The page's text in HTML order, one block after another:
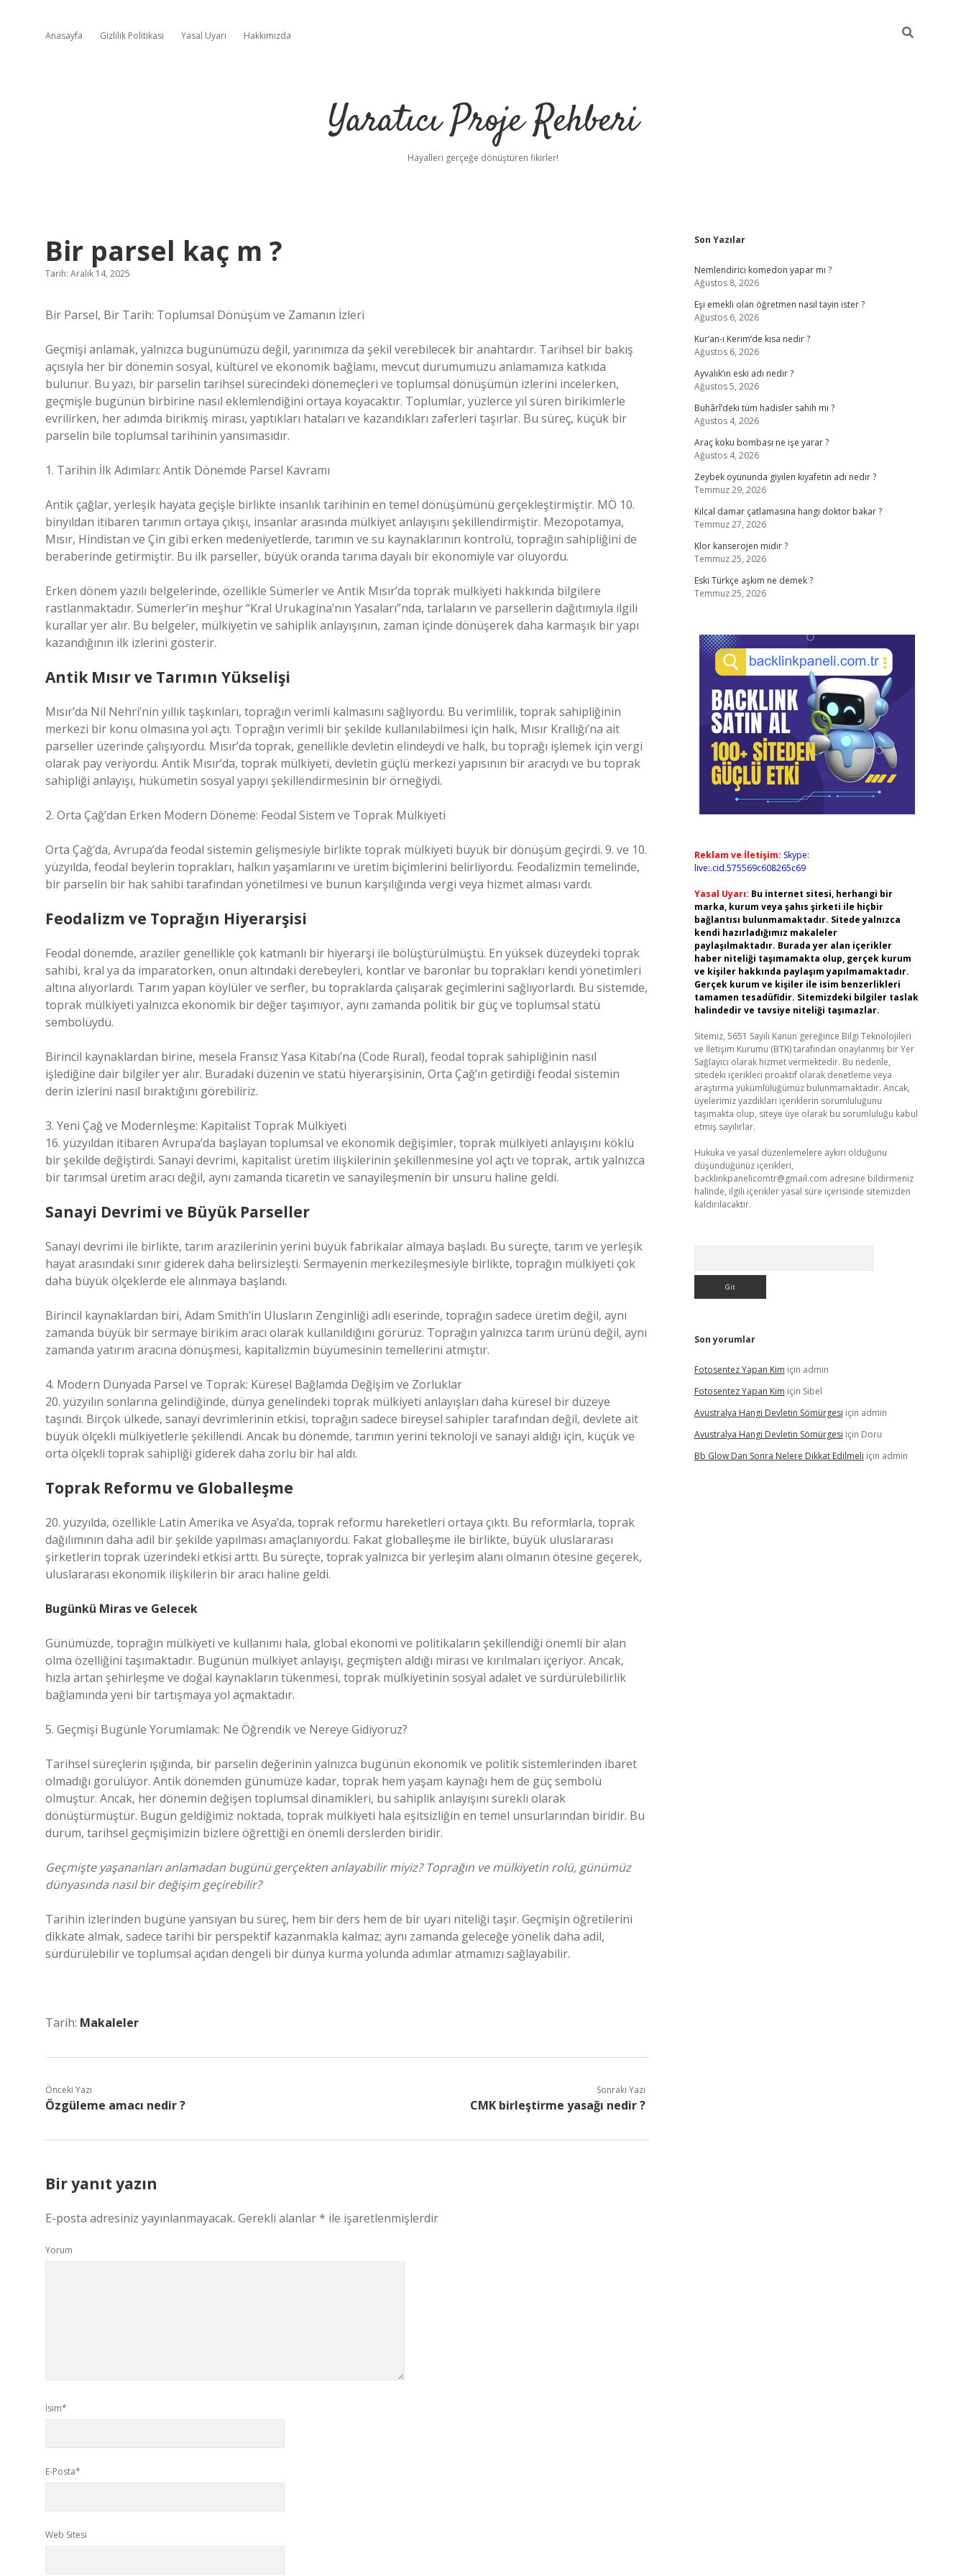
Anasayfa Gizlilik Politikası Yasal Uyarı Hakkımızda
Yaratıcı Proje Rehberi
Hayalleri gerçeğe dönüştüren fikirler!
Bir parsel kaç m ?
Tarih: Aralık 14, 2025
Bir Parsel, Bir Tarih: Toplumsal Dönüşüm ve Zamanın İzleri
Geçmişi anlamak, yalnızca bugünümüzü değil, yarınımıza da şekil verebilecek bir anahtardır. Tarihsel bir bakış
açısıyla her bir dönemin sosyal, kültürel ve ekonomik bağlamı, mevcut durumumuzu anlamamıza katkıda
bulunur. Bu yazı, bir parselin tarihsel sürecindeki dönemeçleri ve toplumsal dönüşümün izlerini incelerken,
geçmişle bugünün birbirine nasıl eklemlendiğini ortaya koyacaktır. Toplumlar, yüzlerce yıl süren birikimlerle
evrilirken, her adımda birikmiş mirası, yaptıkları hataları ve kazandıkları zaferleri taşırlar. Bu süreç, küçük bir
parselin bile toplumsal tarihinin yansımasıdır.
1. Tarihin İlk Adımları: Antik Dönemde Parsel Kavramı
Antik çağlar, yerleşik hayata geçişle birlikte insanlık tarihinin en temel dönüşümünü gerçekleştirmiştir. MÖ 10.
binyıldan itibaren tarımın ortaya çıkışı, insanlar arasında mülkiyet anlayışını şekillendirmiştir. Mezopotamya,
Mısır, Hindistan ve Çin gibi erken medeniyetlerde, tarımın ve su kaynaklarının kontrolü, toprağın sahipliğini de
beraberinde getirmiştir. Bu ilk parseller, büyük oranda tarıma dayalı bir ekonomiyle var oluyordu.
Erken dönem yazılı belgelerinde, özellikle Sümerler ve Antik Mısır’da toprak mülkiyeti hakkında bilgilere
rastlanmaktadır. Sümerler’in meşhur “Kral Urukagina’nın Yasaları”nda, tarlaların ve parsellerin dağıtımıyla ilgili
kurallar yer alır. Bu belgeler, mülkiyetin ve sahiplik anlayışının, zaman içinde dönüşerek daha karmaşık bir yapı
kazandığının ilk izlerini gösterir.
Antik Mısır ve Tarımın Yükselişi
Mısır’da Nil Nehri’nin yıllık taşkınları, toprağın verimli kalmasını sağlıyordu. Bu verimlilik, toprak sahipliğinin
merkezi bir konu olmasına yol açtı. Toprağın verimli bir şekilde kullanılabilmesi için halk, Mısır Krallığı’na ait
parseller üzerinde çalışıyordu. Mısır’da toprak, genellikle devletin elindeydi ve halk, bu toprağı işlemek için vergi
olarak pay veriyordu. Antik Mısır’da, toprak mülkiyeti, devletin güçlü merkezi yapısının bir aracıydı ve bu toprak
sahipliği anlayışı, hükümetin sosyal yapıyı şekillendirmesinin bir örneğiydi.
2. Orta Çağ’dan Erken Modern Döneme: Feodal Sistem ve Toprak Mülkiyeti
Orta Çağ’da, Avrupa’da feodal sistemin gelişmesiyle birlikte toprak mülkiyeti büyük bir dönüşüm geçirdi. 9. ve 10.
yüzyılda, feodal beylerin toprakları, halkın yaşamlarını ve üretim biçimlerini belirliyordu. Feodalizmin temelinde,
bir parselin bir hak sahibi tarafından yönetilmesi ve bunun karşılığında vergi veya hizmet alması vardı.
Feodalizm ve Toprağın Hiyerarşisi
Feodal dönemde, araziler genellikle çok katmanlı bir hiyerarşi ile bölüştürülmüştü. En yüksek düzeydeki toprak
sahibi, kral ya da imparatorken, onun altındaki derebeyleri, kontlar ve baronlar bu toprakları kendi yönetimleri
altına alıyorlardı. Tarım yapan köylüler ve serfler, bu topraklarda çalışarak geçimlerini sağlıyorlardı. Bu sistemde,
toprak mülkiyeti yalnızca ekonomik bir değer taşımıyor, aynı zamanda politik bir güç ve toplumsal statü
sembolüydü.
Birincil kaynaklardan birine, mesela Fransız Yasa Kitabı’na (Code Rural), feodal toprak sahipliğinin nasıl
işlediğine dair bilgiler yer alır. Buradaki düzenin ve statü hiyerarşisinin, Orta Çağ’ın getirdiği feodal sistemin
derin izlerini nasıl bıraktığını görebiliriz.
3. Yeni Çağ ve Modernleşme: Kapitalist Toprak Mülkiyeti
16. yüzyıldan itibaren Avrupa’da başlayan toplumsal ve ekonomik değişimler, toprak mülkiyeti anlayışını köklü
bir şekilde değiştirdi. Sanayi devrimi, kapitalist üretim ilişkilerinin şekillenmesine yol açtı ve toprak, artık yalnızca
bir tarımsal üretim aracı değil, aynı zamanda ticaretin ve sanayileşmenin bir unsuru haline geldi.
Sanayi Devrimi ve Büyük Parseller
Sanayi devrimi ile birlikte, tarım arazilerinin yerini büyük fabrikalar almaya başladı. Bu süreçte, tarım ve yerleşik
hayat arasındaki sınır giderek daha belirsizleşti. Sermayenin merkezileşmesiyle birlikte, toprağın mülkiyeti çok
daha büyük ölçeklerde ele alınmaya başlandı.
Birincil kaynaklardan biri, Adam Smith’in Ulusların Zenginliği adlı eserinde, toprağın sadece üretim değil, aynı
zamanda büyük bir sermaye birikim aracı olarak kullanıldığını görürüz. Toprağın yalnızca tarım ürünü değil, aynı
zamanda yatırım aracına dönüşmesi, kapitalizmin büyümesinin temellerini atmıştır.
4. Modern Dünyada Parsel ve Toprak: Küresel Bağlamda Değişim ve Zorluklar
20. yüzyılın sonlarına gelindiğinde, dünya genelindeki toprak mülkiyeti anlayışları daha küresel bir düzeye
taşındı. Birçok ülkede, sanayi devrimlerinin etkisi, toprağın sadece bireysel sahipler tarafından değil, devlete ait
büyük ölçekli mülkiyetlerle şekillendi. Ancak bu dönemde, tarımın yerini teknoloji ve sanayi aldığı için, küçük ve
orta ölçekli toprak sahipliği giderek daha zorlu bir hal aldı.
Toprak Reformu ve Globalleşme
20. yüzyılda, özellikle Latin Amerika ve Asya’da, toprak reformu hareketleri ortaya çıktı. Bu reformlarla, toprak
dağılımının daha adil bir şekilde yapılması amaçlanıyordu. Fakat globalleşme ile birlikte, büyük uluslararası
şirketlerin toprak üzerindeki etkisi arttı. Bu süreçte, toprak yalnızca bir yerleşim alanı olmanın ötesine geçerek,
uluslararası ekonomik ilişkilerin bir aracı haline geldi.
Bugünkü Miras ve Gelecek
Günümüzde, toprağın mülkiyeti ve kullanımı hala, global ekonomi ve politikaların şekillendiği önemli bir alan
olma özelliğini taşımaktadır. Bugünün mülkiyet anlayışı, geçmişten aldığı mirası ve kırılmaları içeriyor. Ancak,
hızla artan şehirleşme ve doğal kaynakların tükenmesi, toprak mülkiyetinin sosyal adalet ve sürdürülebilirlik
bağlamında yeni bir tartışmaya yol açmaktadır.
5. Geçmişi Bugünle Yorumlamak: Ne Öğrendik ve Nereye Gidiyoruz?
Tarihsel süreçlerin ışığında, bir parselin değerinin yalnızca bugünün ekonomik ve politik sistemlerinden ibaret
olmadığı görülüyor. Antik dönemden günümüze kadar, toprak hem yaşam kaynağı hem de güç sembolü
olmuştur. Ancak, her dönemin değişen toplumsal dinamikleri, bu sahiplik anlayışını sürekli olarak
dönüştürmüştür. Bugün geldiğimiz noktada, toprak mülkiyeti hala eşitsizliğin en temel unsurlarından biridir. Bu
durum, tarihsel geçmişimizin bizlere öğrettiği en önemli derslerden biridir.
Geçmişte yaşananları anlamadan bugünü gerçekten anlayabilir miyiz? Toprağın ve mülkiyetin rolü, günümüz
dünyasında nasıl bir değişim geçirebilir?
Tarihin izlerinden bugüne yansıyan bu süreç, hem bir ders hem de bir uyarı niteliği taşır. Geçmişin öğretilerini
dikkate almak, sadece tarihi bir perspektif kazanmakla kalmaz; aynı zamanda geleceğe yönelik daha adil,
sürdürülebilir ve toplumsal açıdan dengeli bir dünya kurma yolunda adımlar atmamızı sağlayabilir.
Tarih: Makaleler
Önceki Yazı
Özgüleme amacı nedir ?
Sonraki Yazı
CMK birleştirme yasağı nedir ?
Bir yanıt yazın
E-posta adresiniz yayınlanmayacak. Gerekli alanlar* ile işaretlenmişlerdir
Yorum
İsim*
E-Posta*
Web Sitesi
Sidebar
Son Yazılar
Nemlendirici komedon yapar mı ?
Ağustos 8, 2026
Eşi emekli olan öğretmen nasıl tayin ister ?
Ağustos 6, 2026
Kur’an-ı Kerim’de kısa nedir ?
Ağustos 6, 2026
Ayvalık’ın eski adı nedir ?
Ağustos 5, 2026
Buhârî’deki tüm hadisler sahih mi ?
Ağustos 4, 2026
Araç koku bombası ne işe yarar ?
Ağustos 4, 2026
Zeybek oyununda giyilen kıyafetin adı nedir ?
Temmuz 29, 2026
Kılcal damar çatlamasına hangi doktor bakar ?
Temmuz 27, 2026
Klor kanserojen midir ?
Temmuz 25, 2026
Eski Türkçe aşkım ne demek ?
Temmuz 25, 2026
Reklam ve İletişim: Skype:
live:.cid.575569c608265c69
Yasal Uyarı: Bu internet sitesi, herhangi bir
marka, kurum veya şahıs şirketi ile hiçbir
bağlantısı bulunmamaktadır. Sitede yalnızca
kendi hazırladığımız makaleler
paylaşılmaktadır. Burada yer alan içerikler
haber niteliği taşımamakta olup, gerçek kurum
ve kişiler hakkında paylaşım yapılmamaktadır.
Gerçek kurum ve kişiler ile isim benzerlikleri
tamamen tesadüfidir. Sitemizdeki bilgiler taslak
halindedir ve tavsiye niteliği taşımazlar.
Sitemiz, 5651 Sayılı Kanun gereğince Bilgi Teknolojileri
ve İletişim Kurumu (BTK) tarafından onaylanmış bir Yer
Sağlayıcı olarak hizmet vermektedir. Bu nedenle,
sitedeki içerikleri proaktif olarak denetleme veya
araştırma yükümlülüğümüz bulunmamaktadır. Ancak,
üyelerimiz yazdıkları içeriklerin sorumluluğunu
taşımakta olup, siteye üye olarak bu sorumluluğu kabul
etmiş sayılırlar.
Hukuka ve yasal düzenlemelere aykırı olduğunu
düşündüğünüz içerikleri,
backlinkpanelicomtr@gmail.com adresine bildirmeniz
halinde, ilgili içerikler yasal süre içerisinde sitemizden
kaldırılacaktır.
Son yorumlar
Fotosentez Yapan Kim için admin
Fotosentez Yapan Kim için Sibel
Avustralya Hangi Devletin Sömürgesi için admin
Avustralya Hangi Devletin Sömürgesi için Doru
Bb Glow Dan Sonra Nelere Dikkat Edilmeli için admin